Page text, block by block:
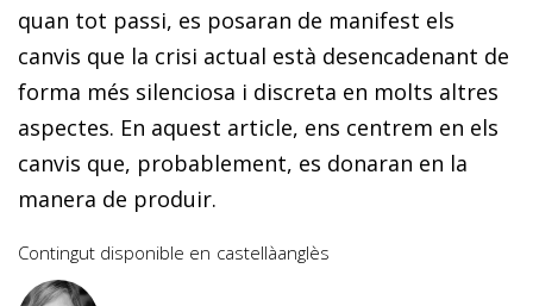
quan tot passi, es posaran de manifest els
canvis que la crisi actual està desencadenant de
forma més silenciosa i discreta en molts altres
aspectes. En aquest article, ens centrem en els
canvis que, probablement, es donaran en la
manera de produir.
Contingut disponible en castellàanglès